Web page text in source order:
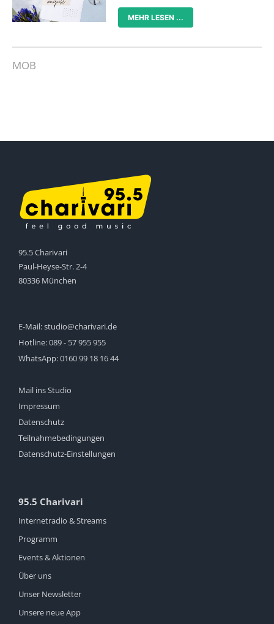
MEHR LESEN ...
MOB
95.5 Charivari
Paul-Heyse-Str. 2-4
80336 München
E-Mail:studio@charivari.de
Hotline:089 - 57 955 955
WhatsApp:0160 99 18 16 44
Mail ins Studio
Impressum
Datenschutz
Teilnahmebedingungen
Datenschutz-Einstellungen
95.5 Charivari
Internetradio & Streams
Programm
Events & Aktionen
Über uns
Unser Newsletter
Unsere neue App